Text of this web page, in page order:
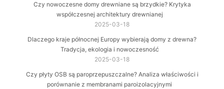
Czy nowoczesne domy drewniane są brzydkie? Krytyka
współczesnej architektury drewnianej
2025-03-18
Dlaczego kraje północnej Europy wybierają domy z drewna?
Tradycja, ekologia i nowoczesność
2025-03-18
Czy płyty OSB są paroprzepuszczalne? Analiza właściwości i
porównanie z membranami paroizolacyjnymi